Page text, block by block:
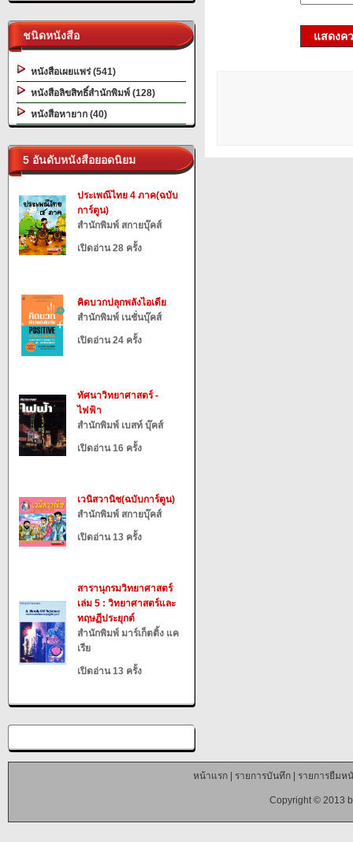
ชนิดหนังสือ
หนังสือเผยแพร่ (541)
หนังสือลิขสิทธิ์สำนักพิมพ์ (128)
หนังสือหายาก (40)
5 อันดับหนังสือยอดนิยม
ประเพณีไทย 4 ภาค(ฉบับ
การ์ตูน)
สำนักพิมพ์ สกายบุ๊คส์
เปิดอ่าน 28 ครั้ง
คิดบวกปลุกพลังไอเดีย
สำนักพิมพ์ เนชั่นบุ๊คส์
เปิดอ่าน 24 ครั้ง
ทัศนาวิทยาศาสตร์ -
ไฟฟ้า
สำนักพิมพ์ เบสท์ บุ๊คส์
เปิดอ่าน 16 ครั้ง
เวนิสวานิช(ฉบับการ์ตูน)
สำนักพิมพ์ สกายบุ๊คส์
เปิดอ่าน 13 ครั้ง
สารานุกรมวิทยาศาสตร์
เล่ม 5 : วิทยาศาสตร์และ
ทฤษฏีประยุกต์
สำนักพิมพ์ มาร์เก็ตติ้ง แค
เรีย
เปิดอ่าน 13 ครั้ง
แสดงค
หน้าแรก| รายการบันทึก| รายการยืมห
Copyright © 2013